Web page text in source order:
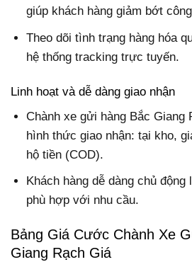
giúp khách hàng giảm bớt
Theo dõi tình trạng hàng hóa
hệ thống tracking trực tuyến.
Linh hoạt và dễ dàng giao nhận
Chành xe gửi hàng Bắc Giang
hình thức giao nhận: tại kho,
hộ tiền (COD).
Khách hàng dễ dàng chủ
phù hợp với nhu cầu.
Bảng Giá Cước Chành Xe
Giang Rạch Giá